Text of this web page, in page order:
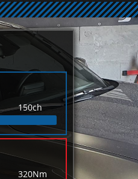
150ch
320Nm